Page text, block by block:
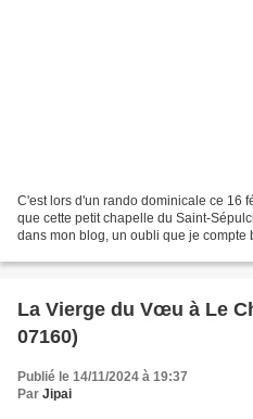
C'est lors d'un rando dominicale ce 16
que cette petit chapelle du Saint-
dans mon blog, un oubli que je
La Vierge du Vœu à Le
07160)
Publié le 14/11/2024 à 19:37
Par Jipai